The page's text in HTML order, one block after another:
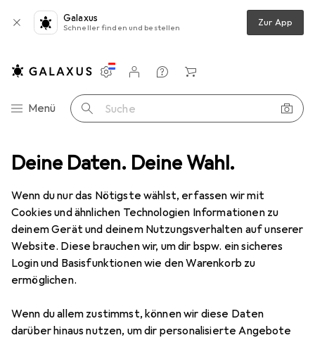
Deine Daten. Deine Wahl.
Wenn du nur das Nötigste wählst, erfassen wir mit
Cookies und ähnlichen Technologien Informationen zu
deinem Gerät und deinem Nutzungsverhalten auf unserer
Website. Diese brauchen wir, um dir bspw. ein sicheres
Login und Basisfunktionen wie den Warenkorb zu
ermöglichen.
Wenn du allem zustimmst, können wir diese Daten
darüber hinaus nutzen, um dir personalisierte Angebote
Galaxus
Schneller finden und bestellen Zur App
Navigation nach Kategorien
Menü Suche
Einstellungen
Kundenkonto
Vergleichslisten
Merklisten
Warenkorb